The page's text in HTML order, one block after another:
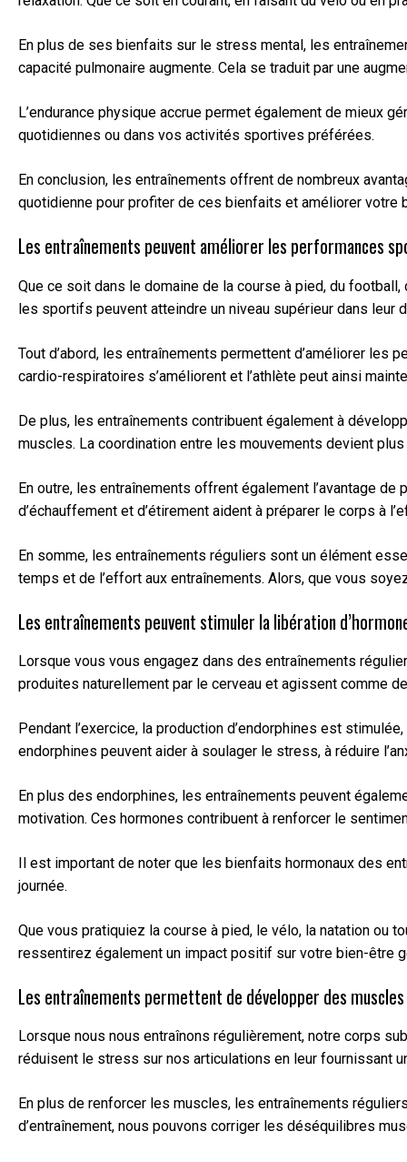
En plus de ses bienfaits sur le stress mental, les
capacité pulmonaire augmente. Cela se traduit par une
L’endurance physique accrue permet également de mieux
quotidiennes ou dans vos activités sportives préférées.
En conclusion, les entraînements offrent de nombreux
quotidienne pour profiter de ces bienfaits et améliorer
Les entraînements peuvent améliorer les performances
Que ce soit dans le domaine de la course à pied, du
les sportifs peuvent atteindre un niveau supérieur dans leur
Tout d’abord, les entraînements permettent d’améliorer
cardio-respiratoires s’améliorent et l’athlète peut ainsi
De plus, les entraînements contribuent également à
muscles. La coordination entre les mouvements devient
En outre, les entraînements offrent également l’avantage
d’échauffement et d’étirement aident à préparer le corps à
En somme, les entraînements réguliers sont un élément
temps et de l’effort aux entraînements. Alors, que vous
Les entraînements peuvent stimuler la libération
Lorsque vous vous engagez dans des entraînements
produites naturellement par le cerveau et agissent comme
Pendant l’exercice, la production d’endorphines est
endorphines peuvent aider à soulager le stress, à réduire
En plus des endorphines, les entraînements peuvent
motivation. Ces hormones contribuent à renforcer le
Il est important de noter que les bienfaits hormonaux des
journée.
Que vous pratiquiez la course à pied, le vélo, la natation ou
ressentirez également un impact positif sur votre bien-être
Les entraînements permettent de développer des
Lorsque nous nous entraînons régulièrement, notre corps
réduisent le stress sur nos articulations en leur fournissant
En plus de renforcer les muscles, les entraînements
d’entraînement, nous pouvons corriger les déséquilibres